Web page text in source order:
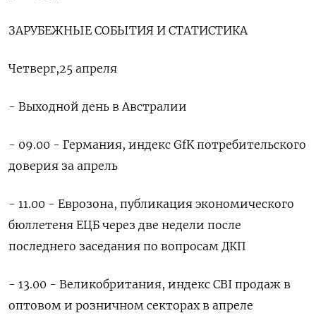
ЗАРУБЕЖНЫЕ СОБЫТИЯ И СТАТИСТИКА
Четверг,25 апреля
- Выходной день в Австралии
- 09.00 - Германия, индекс GfK потребительского
доверия за апрель
- 11.00 - Еврозона, публикация экономического
бюллетеня ЕЦБ через две недели после
последнего заседания по вопросам ДКП
- 13.00 - Великобритания, индекс CBI продаж в
оптовом и розничном секторах в апреле